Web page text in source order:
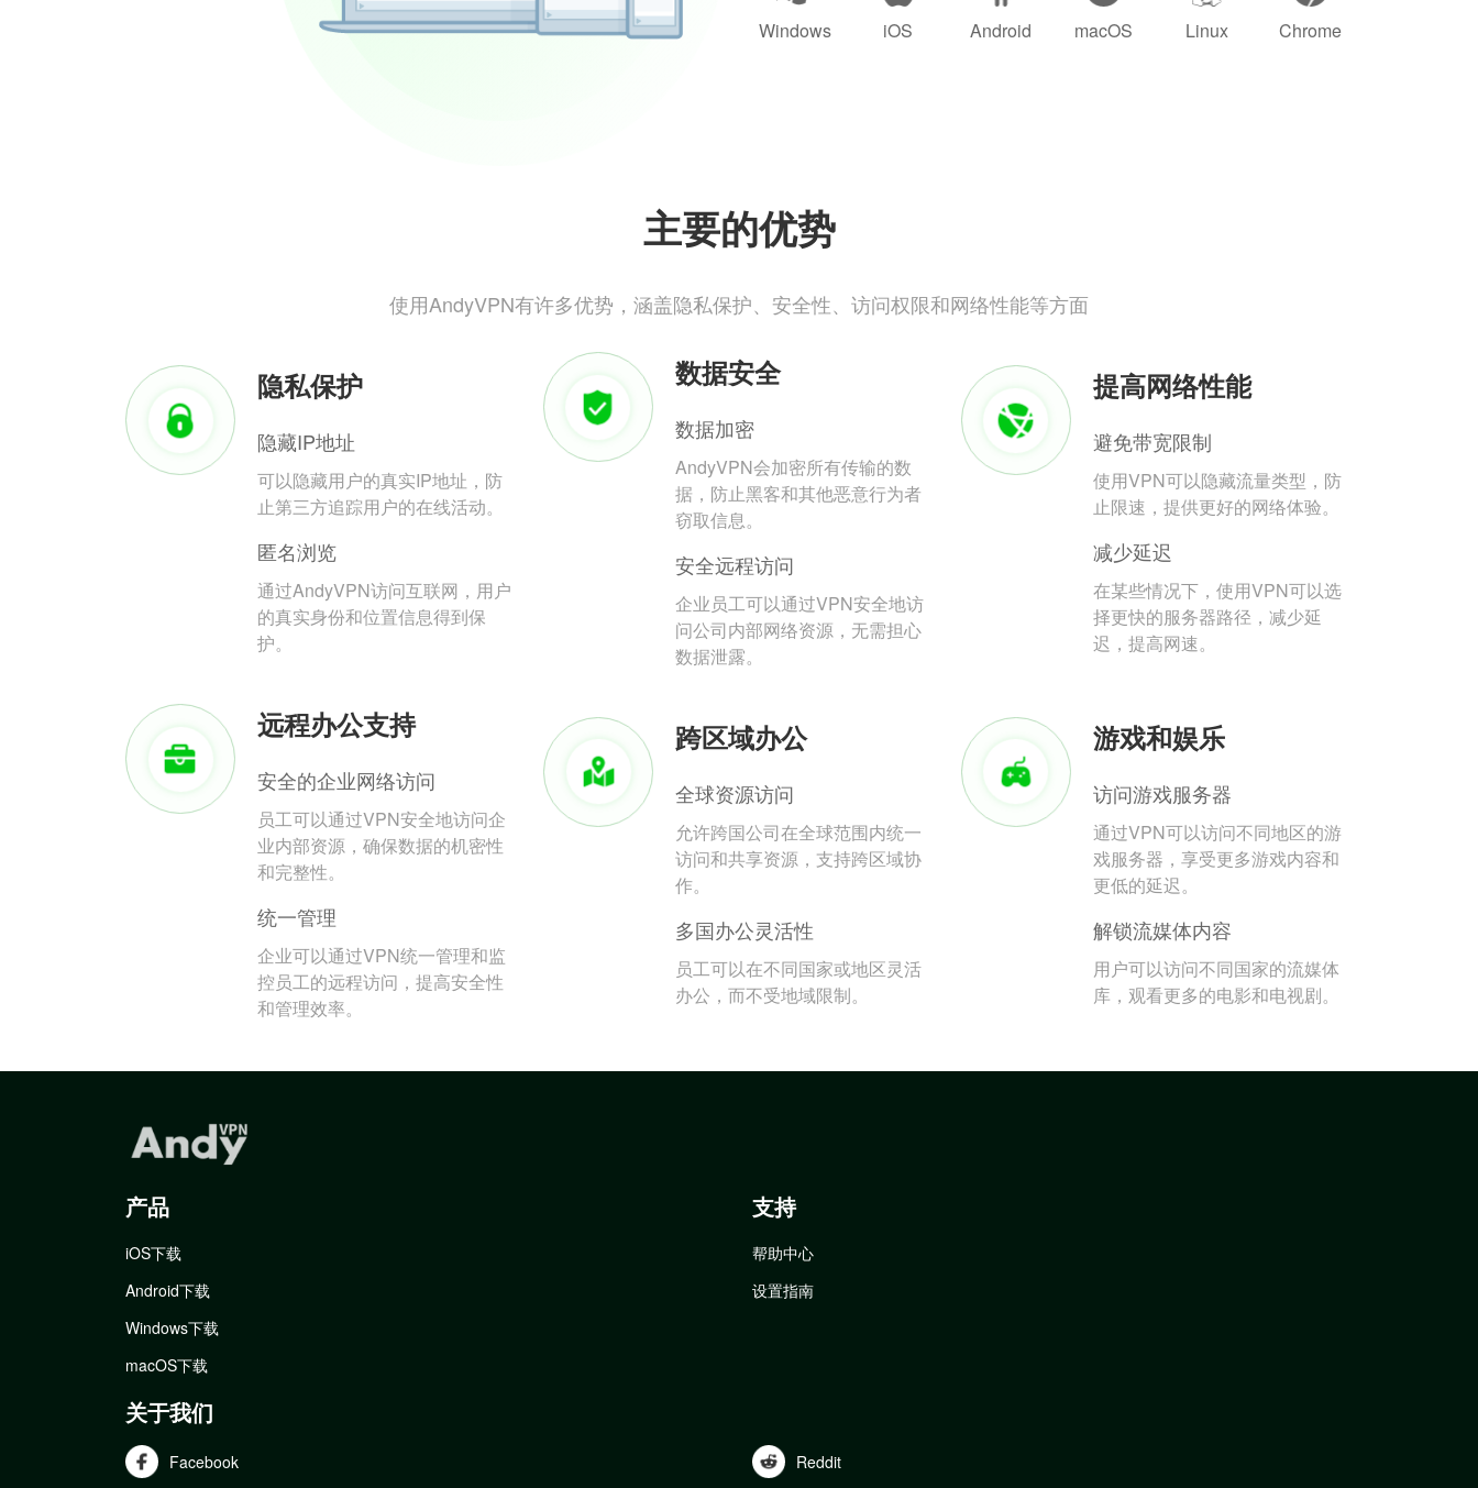
Windows iOS Android macOS Linux Chrome
主要的优势
使用AndyVPN有许多优势，涵盖隐私保护、安全性、访问权限和网络性能等方面
隐私保护
隐藏IP地址
可以隐藏用户的真实IP地址，防
止第三方追踪用户的在线活动。
匿名浏览
通过AndyVPN访问互联网，用户
的真实身份和位置信息得到保
护。
数据安全
数据加密
AndyVPN会加密所有传输的数
据，防止黑客和其他恶意行为者
窃取信息。
安全远程访问
企业员工可以通过VPN安全地访
问公司内部网络资源，无需担心
数据泄露。
提高网络性能
避免带宽限制
使用VPN可以隐藏流量类型，防
止限速，提供更好的网络体验。
减少延迟
在某些情况下，使用VPN可以选
择更快的服务器路径，减少延
迟，提高网速。
远程办公支持
安全的企业网络访问
员工可以通过VPN安全地访问企
业内部资源，确保数据的机密性
和完整性。
统一管理
企业可以通过VPN统一管理和监
控员工的远程访问，提高安全性
和管理效率。
跨区域办公
全球资源访问
允许跨国公司在全球范围内统一
访问和共享资源，支持跨区域协
作。
多国办公灵活性
员工可以在不同国家或地区灵活
办公，而不受地域限制。
游戏和娱乐
访问游戏服务器
通过VPN可以访问不同地区的游
戏服务器，享受更多游戏内容和
更低的延迟。
解锁流媒体内容
用户可以访问不同国家的流媒体
库，观看更多的电影和电视剧。
产品
iOS下载
Android下载
Windows下载
macOS下载
支持
帮助中心
设置指南
关于我们
Facebook Reddit